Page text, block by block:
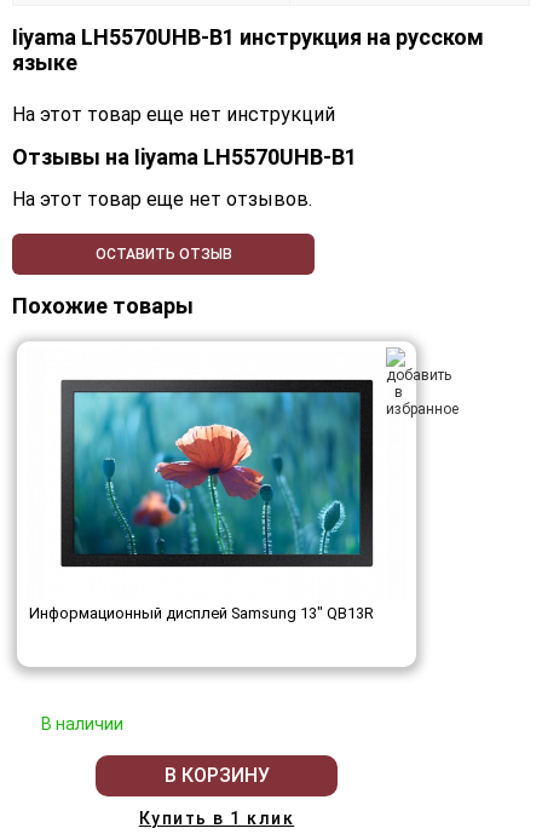
Iiyama LH5570UHB-B1 инструкция на русском
языке
На этот товар еще нет инструкций
Отзывы на Iiyama LH5570UHB-B1
На этот товар еще нет отзывов.
ОСТАВИТЬ ОТЗЫВ
Похожие товары
Информационный дисплей Samsung 13" QB13R
В наличии
В КОРЗИНУ
Купить в 1 клик